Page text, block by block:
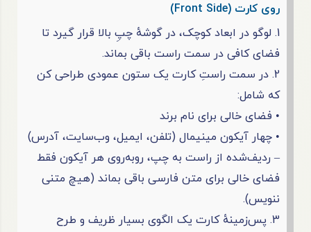
روی کارت (Front Side)
1. لوگو در ابعاد کوچک، در گوشهٔ چپِ بالا قرار گیرد تا
فضای کافی در سمت راست باقی بماند.
2. در سمت راستِ کارت یک ستون عمودی طراحی کن
که شامل:
• فضای خالی برای نام برند
• چهار آیکون مینیمال (تلفن، ایمیل، وب‌سایت، آدرس)
– ردیف‌شده از راست به چپ، روبه‌روی هر آیکون فقط
فضای خالی برای متن فارسی باقی بماند (هیچ متنی
ننویس).
3. پس‌زمینهٔ کارت یک الگوی بسیار ظریف و طرح